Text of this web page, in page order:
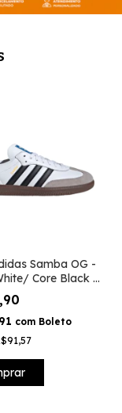
Samba OG -
Core Black /
com Boleto